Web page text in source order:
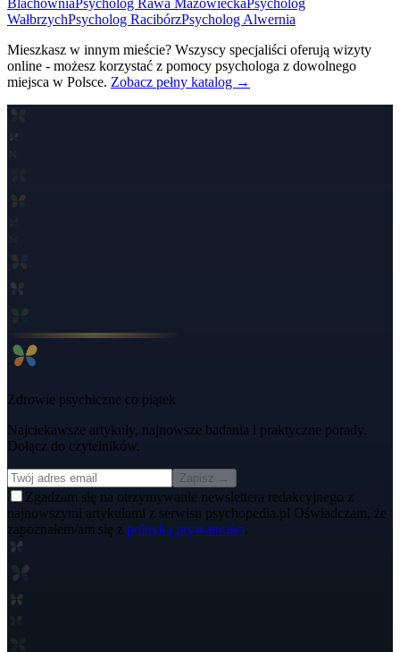
BlachowniaPsycholog Rawa MazowieckaPsycholog
WałbrzychPsycholog RacibórzPsychologAlwernia
Mieszkasz w innym mieście? Wszyscy specjaliści oferują wizyty
online - możesz korzystać z pomocy psychologa z dowolnego
miejsca w Polsce. Zobacz pełny katalog →
Zdrowie psychiczne co piątek
Najciekawsze artykuły, najnowsze badania i praktyczne porady.
Dołącz do czytelników.
Zapisz →
Zgadzam się na otrzymywanie newslettera redakcyjnego z
najnowszymi artykułami z serwisu psychopedia.pl Oświadczam, że
zapoznałem/am się z polityką prywatności.